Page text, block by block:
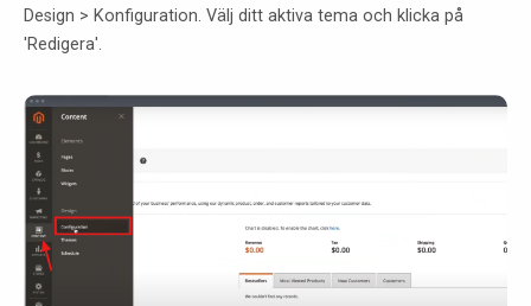
Design > Konfiguration. Välj ditt aktiva tema och klicka på
'Redigera'.
Eye
that
Zooms
in